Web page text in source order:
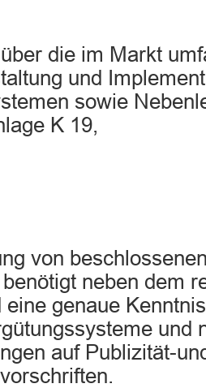
die im Markt
und
sowie
K 19,
von
neben dem
eine genaue
und
auf Publizität-